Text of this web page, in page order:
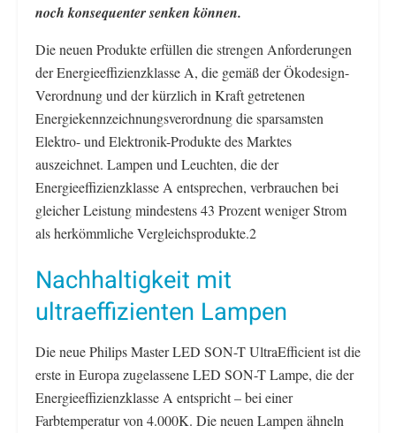
noch konsequenter senken können.
Die neuen Produkte erfüllen die strengen Anforderungen
der Energieeffizienzklasse A, die gemäß der Ökodesign-
Verordnung und der kürzlich in Kraft getretenen
Energiekennzeichnungsverordnung die sparsamsten
Elektro- und Elektronik-Produkte des Marktes
auszeichnet. Lampen und Leuchten, die der
Energieeffizienzklasse A entsprechen, verbrauchen bei
gleicher Leistung mindestens 43 Prozent weniger Strom
als herkömmliche Vergleichsprodukte.2
Nachhaltigkeit mit
ultraeffizienten Lampen
Die neue Philips Master LED SON-T UltraEfficient ist die
erste in Europa zugelassene LED SON-T Lampe, die der
Energieeffizienzklasse A entspricht – bei einer
Farbtemperatur von 4.000K. Die neuen Lampen ähneln